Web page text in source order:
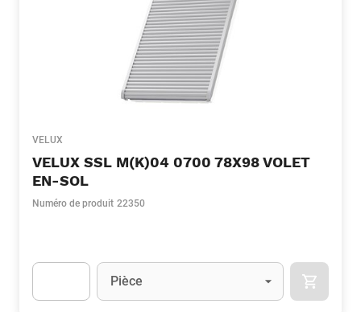
VELUX
VELUX SSL M(K)04 0700 78X98 VOLET
EN-SOL
Numéro de produit 22350
Unité
Pièce